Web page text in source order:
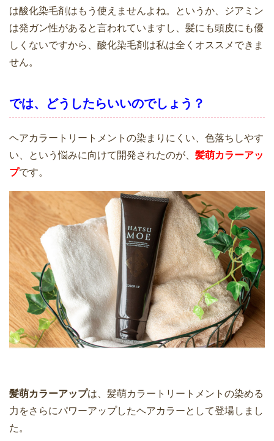
は酸化染毛剤はもう使えませんよね。というか、ジアミン
は発ガン性があると言われていますし、髪にも頭皮にも優
しくないですから、酸化染毛剤は私は全くオススメできま
せん。
では、どうしたらいいのでしょう？
ヘアカラートリートメントの染まりにくい、色落ちしやす
い、という悩みに向けて開発されたのが、 髪萌カラーアッ
プです。
髪萌カラーアップは、髪萌カラートリートメントの染める
力をさらにパワーアップしたヘアカラーとして登場しまし
た。